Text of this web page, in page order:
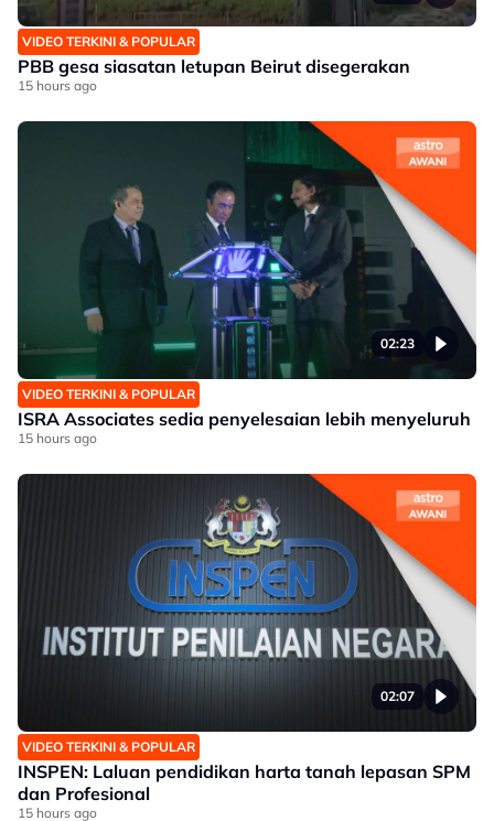
VIDEO TERKINI & POPULAR
PBB gesa siasatan letupan Beirut disegerakan
15 hours ago
02:23
VIDEO TERKINI & POPULAR
ISRA Associates sedia penyelesaian lebih menyeluruh
15 hours ago
02:07
VIDEO TERKINI & POPULAR
INSPEN: Laluan pendidikan harta tanah lepasan SPM
dan Profesional
15 hours ago